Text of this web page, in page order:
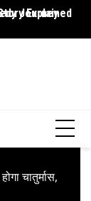
Journey
Explained
चातुर्मास,